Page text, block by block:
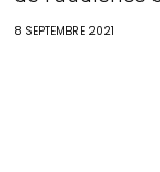
8 SEPTEMBRE 2021